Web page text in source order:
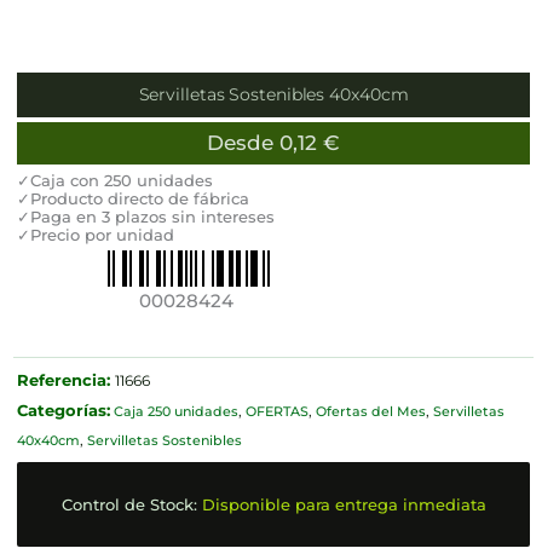
Servilletas Sostenibles 40x40cm
Desde 0,12 €
✓Caja con 250 unidades
✓Producto directo de fábrica
✓Paga en 3 plazos sin intereses
✓Precio por unidad
00028424
Referencia: 11666
Categorías: Caja 250 unidades, OFERTAS, Ofertas del Mes, Servilletas
40x40cm, Servilletas Sostenibles
Control de Stock: Disponible para entrega inmediata